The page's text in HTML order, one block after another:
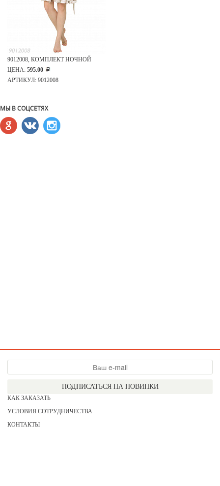
9012008, КОМПЛЕКТ НОЧНОЙ
ЦЕНА: 595.00
АРТИКУЛ: 9012008
МЫ В СОЦСЕТЯХ
ПОДПИСАТЬСЯ НА НОВИНКИ
КАК ЗАКАЗАТЬ
УСЛОВИЯ СОТРУДНИЧЕСТВА
КОНТАКТЫ